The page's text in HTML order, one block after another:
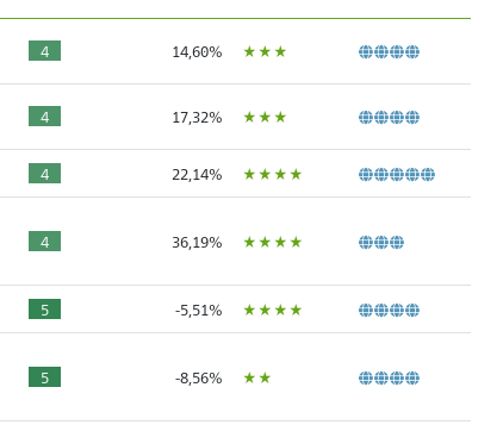
4 14,60% ÙÙÙ
4 17,32% ÙÙÙ
4 22,14% ÙÙÙÙ
4 36,19% ÙÙÙÙ
5 -5,51% ÙÙÙÙ
5 -8,56% ÙÙ